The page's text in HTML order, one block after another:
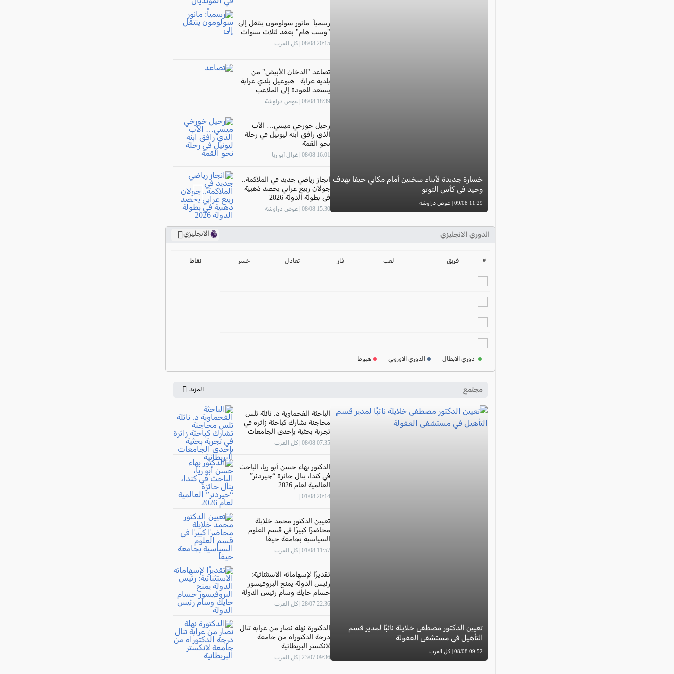
خسارة جديدة لأبناء سخنين أمام مكابي حيفا بهدف
وحيد في كأس التوتو
11:29 09/08 | عوض دراوشة
رسمياً: مانور سولومون ينتقل إلى
"وست هام" بعقد لثلاث سنوات
20:15 08/08 | كل العرب
تصاعد "الدخان الأبيض" من
بلدية عرابة.. هبوعيل بلدي عرابة
يستعد للعودة إلى الملاعب
18:39 08/08 | عوض دراوشة
رحيل خورخي ميسي… الأب
الذي رافق ابنه ليونيل في رحلة
نحو القمة
16:01 08/08 | غزال أبو ريا
انجاز رياضي جديد في الملاكمة..
جولان ربيع عرابي يحصد ذهبية
في بطولة الدولة 2026
15:30 08/08 | عوض دراوشة
الدوري الانجليزي
الانجليزي
2024-2025
ترتيب الدوري الايطالي
# فريق لعب فاز تعادل خسر نقاط
دوري الابطال الدوري الاوروبي هبوط
مجتمع المزيد
تعيين الدكتور مصطفى خلايلة نائبًا لمدير قسم
التأهيل في مستشفى العفولة
09:52 08/08 | كل العرب
الباحثة الفحماوية د. نائلة تلس
محاجنة تشارك كباحثة زائرة في
تجربة بحثية بإحدى الجامعات
البريطانية
07:35 08/08 | كل العرب
الدكتور بهاء حسن أبو ريا، الباحث
في كندا، ينال جائزة “جيردنر”
العالمية لعام 2026
20:14 01/08 | -
تعيين الدكتور محمد خلايلة
محاضرًا كبيرًا في قسم العلوم
السياسية بجامعة حيفا
11:57 01/08 | كل العرب
تقديرًا لإسهاماته الاستثنائية:
رئيس الدولة يمنح البروفيسور
حسام حايك وسام رئيس الدولة
22:36 28/07 | كل العرب
الدكتورة نهلة نصار من عرابة تنال
درجة الدكتوراه من جامعة
لانكستر البريطانية
09:36 23/07 | كل العرب